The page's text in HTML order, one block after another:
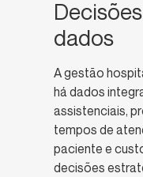
dados
A gestão
há dados
assistenciais,
tempos de
paciente e
decisões